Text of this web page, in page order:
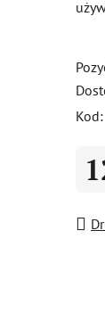
0,0
5
Kod: